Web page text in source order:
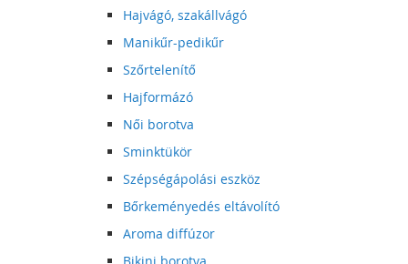
Hajvágó, szakállvágó
Manikűr-pedikűr
Szőrtelenítő
Hajformázó
Női borotva
Sminktükör
Szépségápolási eszköz
Bőrkeményedés eltávolító
Aroma diffúzor